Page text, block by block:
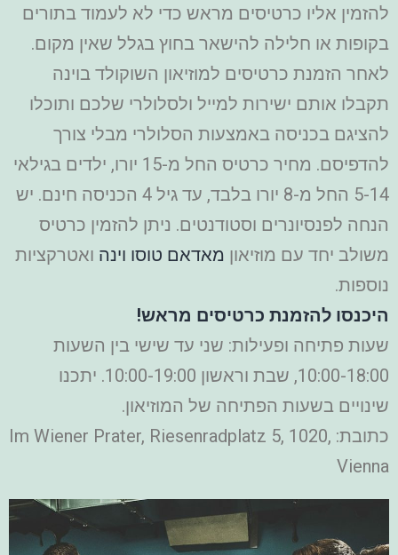
להזמין אליו כרטיסים מראש כדי לא לעמוד בתורים
בקופות או חלילה להישאר בחוץ בגלל שאין מקום.
לאחר הזמנת כרטיסים למוזיאון השוקולד בוינה
תקבלו אותם ישירות למייל ולסלולרי שלכם ותוכלו
להציגם בכניסה באמצעות הסלולרי מבלי צורך
להדפיסם. מחיר כרטיס החל מ-15 יורו, ילדים בגילאי
5-14 החל מ-8 יורו בלבד, עד גיל 4 הכניסה חינם. יש
הנחה לפנסיונרים וסטודנטים. ניתן להזמין כרטיס
משולב יחד עם מוזיאון מאדאם טוסו וינה ואטרקציות
נוספות.
היכנסו להזמנת כרטיסים מראש!
שעות פתיחה ופעילות: שני עד שישי בין השעות
10:00-18:00, שבת וראשון 10:00-19:00. יתכנו
שינויים בשעות הפתיחה של המוזיאון.
כתובת: Im Wiener Prater, Riesenradplatz 5, 1020,
Vienna